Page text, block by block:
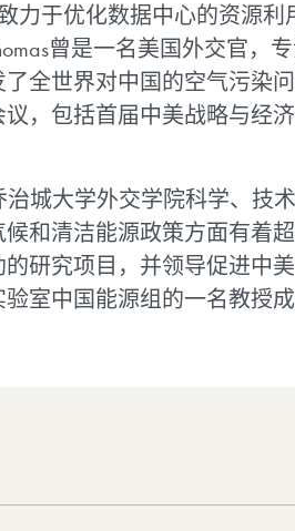
力于优化数据中心的资源
曾是一名美国外交官
全世界对中国的空气污染
，包括首届中美战略与经
治城大学外交学院科学、
和清洁能源政策方面有着
研究项目，并领导促进中
室中国能源组的一名教授成